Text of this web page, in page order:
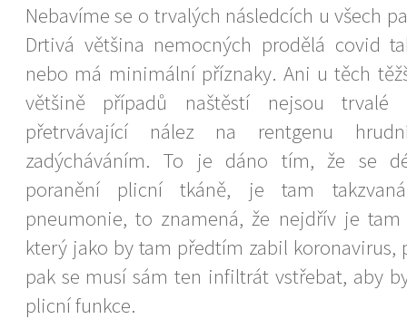
Nebavíme se o trvalých následcích u všech
Drtivá většina nemocných prodělá covid
nebo má minimální příznaky. Ani u těch
většině případů naštěstí nejsou trvalé
přetrvávající nález na rentgenu
zadýcháváním. To je dáno tím, že se
poranění plicní tkáně, je tam
pneumonie, to znamená, že nejdřív je
který jako by tam předtím zabil koronavirus,
pak se musí sám ten infiltrát vstřebat, aby
plicní funkce.